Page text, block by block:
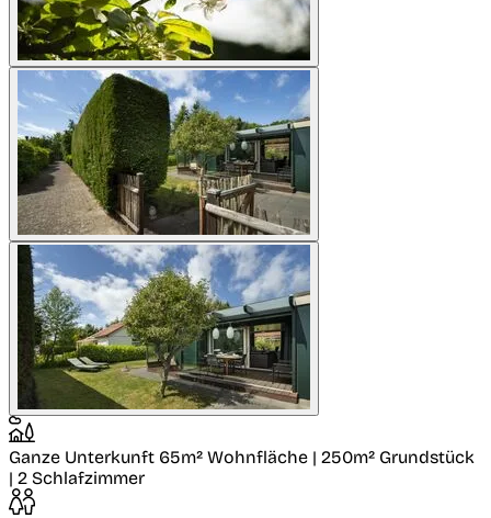
Ganze Unterkunft 65m² Wohnfläche | 250m² Grundstück
| 2 Schlafzimmer